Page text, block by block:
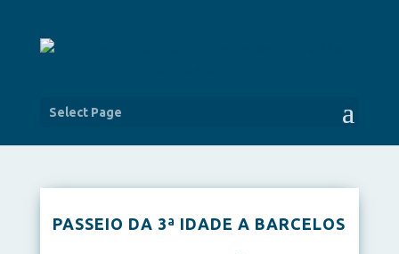
Select Page
PASSEIO DA 3ª IDADE A BARCELOS